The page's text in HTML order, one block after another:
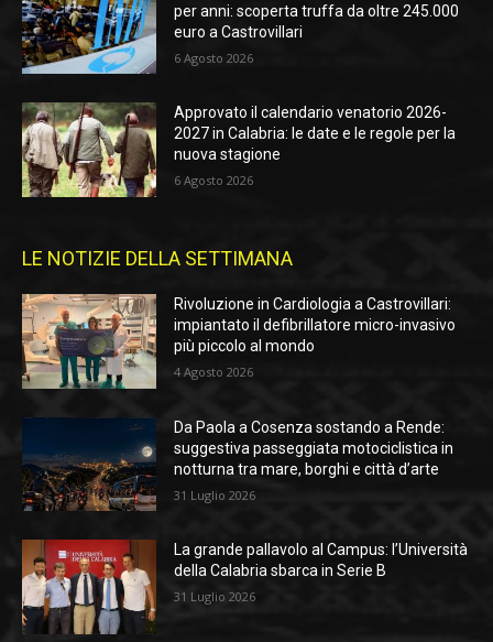
per anni: scoperta truffa da oltre 245.000
euro a Castrovillari
6 Agosto 2026
Approvato il calendario venatorio 2026-
2027 in Calabria: le date e le regole per la
nuova stagione
6 Agosto 2026
LE NOTIZIE DELLA SETTIMANA
Rivoluzione in Cardiologia a Castrovillari:
impiantato il defibrillatore micro-invasivo
più piccolo al mondo
4 Agosto 2026
Da Paola a Cosenza sostando a Rende:
suggestiva passeggiata motociclistica in
notturna tra mare, borghi e città d’arte
31 Luglio 2026
La grande pallavolo al Campus: l’Università
della Calabria sbarca in Serie B
31 Luglio 2026